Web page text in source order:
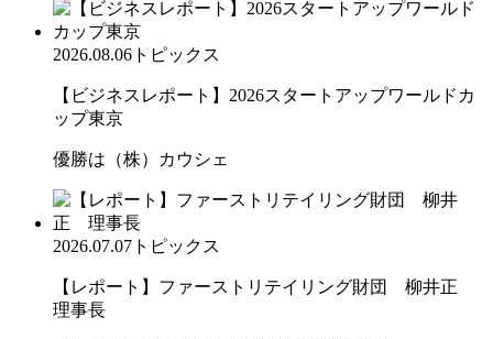
2026.08.06 トピックス
【ビジネスレポート】2026スタートアップワールドカ
ップ東京
優勝は（株）カウシェ
2026.07.07 トピックス
【レポート】ファーストリテイリング財団 柳井正
理事長